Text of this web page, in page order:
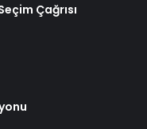
Çağrısı